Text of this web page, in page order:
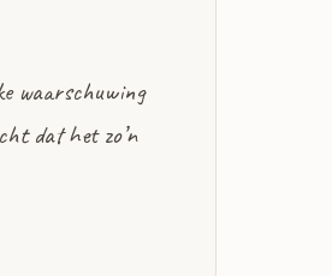
waarschuwing
dat het zo’n